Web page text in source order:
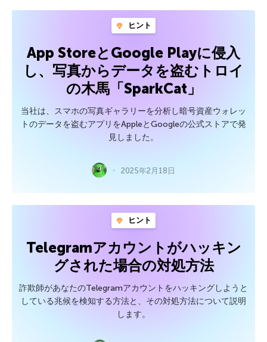
ヒント
App StoreとGoogle Playに侵入
し、写真からデータを盗むトロイ
の木馬「SparkCat」
当社は、スマホの写真ギャラリーを分析し暗号資産ウォレッ
トのデータを盗むアプリをAppleとGoogleの公式ストアで発
見しました。
2025年2月18日
ヒント
Telegramアカウントがハッキン
グされた場合の対処方法
詐欺師があなたのTelegramアカウントをハッキングしようと
している兆候を検知する方法と、その対処方法について説明
します。